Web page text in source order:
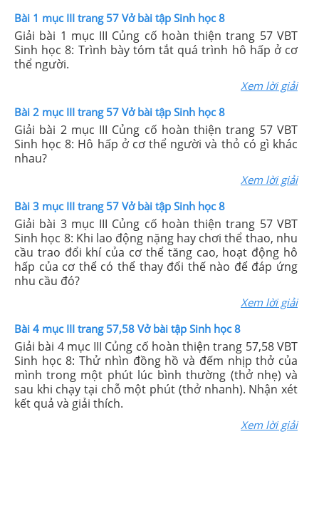
Bài 1 mục III trang 57 Vở bài tập Sinh học 8
Giải bài 1 mục III Củng cố hoàn thiện trang 57 VBT
Sinh học 8: Trình bày tóm tắt quá trình hô hấp ở cơ
thể người.
Xem lời giải
Bài 2 mục III trang 57 Vở bài tập Sinh học 8
Giải bài 2 mục III Củng cố hoàn thiện trang 57 VBT
Sinh học 8: Hô hấp ở cơ thể người và thỏ có gì khác
nhau?
Xem lời giải
Bài 3 mục III trang 57 Vở bài tập Sinh học 8
Giải bài 3 mục III Củng cố hoàn thiện trang 57 VBT
Sinh học 8: Khi lao động nặng hay chơi thể thao, nhu
cầu trao đổi khí của cơ thể tăng cao, hoạt động hô
hấp của cơ thể có thể thay đổi thế nào để đáp ứng
nhu cầu đó?
Xem lời giải
Bài 4 mục III trang 57,58 Vở bài tập Sinh học 8
Giải bài 4 mục III Củng cố hoàn thiện trang 57,58 VBT
Sinh học 8: Thử nhìn đồng hồ và đếm nhịp thở của
mình trong một phút lúc bình thường (thở nhẹ) và
sau khi chạy tại chỗ một phút (thở nhanh). Nhận xét
kết quả và giải thích.
Xem lời giải